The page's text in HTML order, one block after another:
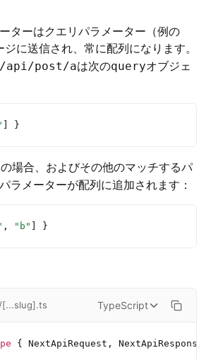
ターはクエリパラメーター（例の
ジに送信され、常に配列になります。
/api/post/aは次のqueryオブジェ
] }
の場合、およびその他のマッチするパ
ラメーターが配列に追加されます：
, "b" ] }
TypeScript
{ NextApiRequest,